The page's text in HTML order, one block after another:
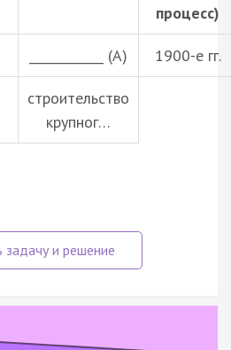
процесс)
____________ (А) 1900-е гг.
строительство
крупног…